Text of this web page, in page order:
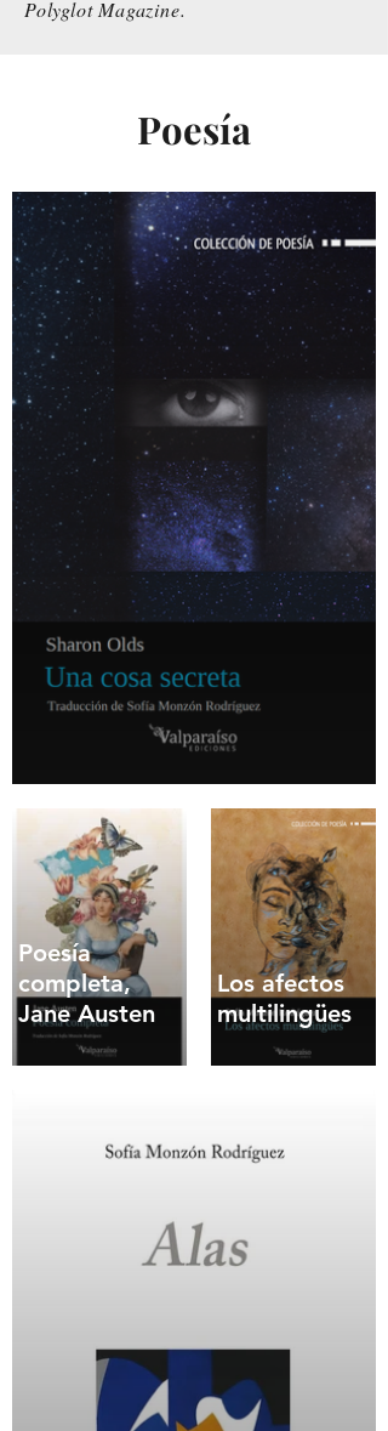
Polyglot Magazine.​
Poesía
Poesía
completa,
Jane Austen
Los afectos
multilingües